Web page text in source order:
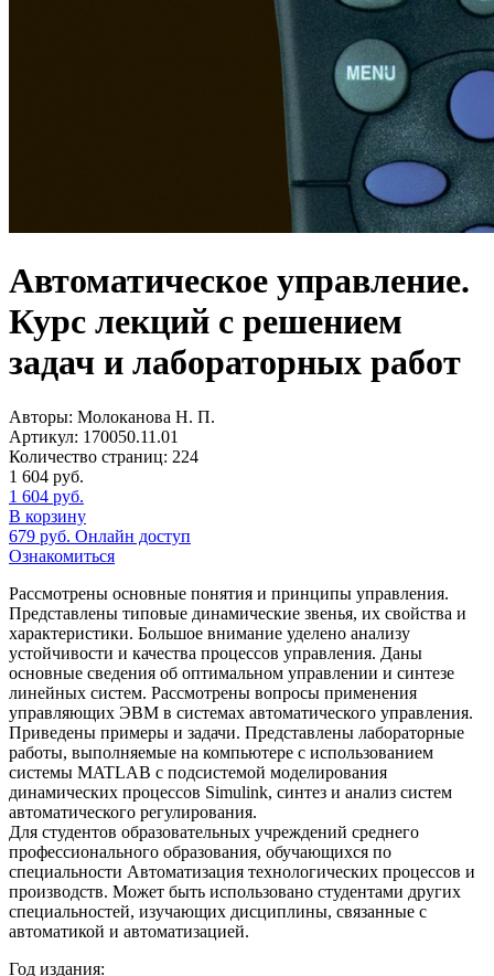
Автоматическое управление.
Курс лекций с решением
задач и лабораторных работ
Авторы: Молоканова Н. П.
Артикул: 170050.11.01
Количество страниц: 224
1 604 руб.
1 604 руб.
В корзину
679 руб. Онлайн доступ
Ознакомиться
Рассмотрены основные понятия и принципы управления.
Представлены типовые динамические звенья, их свойства и
характеристики. Большое внимание уделено анализу
устойчивости и качества процессов управления. Даны
основные сведения об оптимальном управлении и синтезе
линейных систем. Рассмотрены вопросы применения
управляющих ЭВМ в системах автоматического управления.
Приведены примеры и задачи. Представлены лабораторные
работы, выполняемые на компьютере с использованием
системы MATLAB с подсистемой моделирования
динамических процессов Simulink, синтез и анализ систем
автоматического регулирования.
Для студентов образовательных учреждений среднего
профессионального образования, обучающихся по
специальности Автоматизация технологических процессов и
производств. Может быть использовано студентами других
специальностей, изучающих дисциплины, связанные с
автоматикой и автоматизацией.
Год издания: